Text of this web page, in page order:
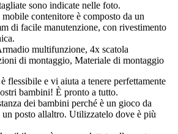
sono indicate nelle foto.
contenitore è composto da un
di facile manutenzione, con rivestimento
multifunzione, 4x scatola
di montaggio, Materiale di montaggio
flessibile e vi aiuta a tenere perfettamente
bambini! È pronto a tutto.
dei bambini perché è un gioco da
posto allaltro. Utilizzatelo dove è più